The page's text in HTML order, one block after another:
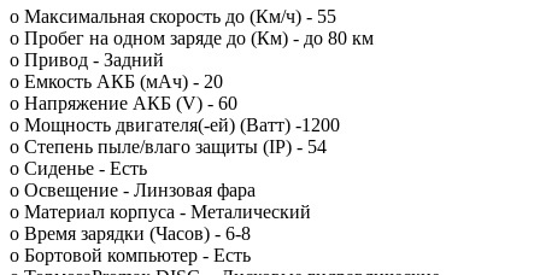
o Максимальная скорость до (Км/ч) - 55
o Пробег на одном заряде до (Км) - до 80 км
o Привод - Задний
o Емкость АКБ (мАч) - 20
o Напряжение АКБ (V) - 60
o Мощность двигателя(-ей) (Ватт) -1200
o Степень пыле/влаго защиты (IP) - 54
o Сиденье - Есть
o Освещение - Линзовая фара
o Материал корпуса - Металический
o Время зарядки (Часов) - 6-8
o Бортовой компьютер - Есть